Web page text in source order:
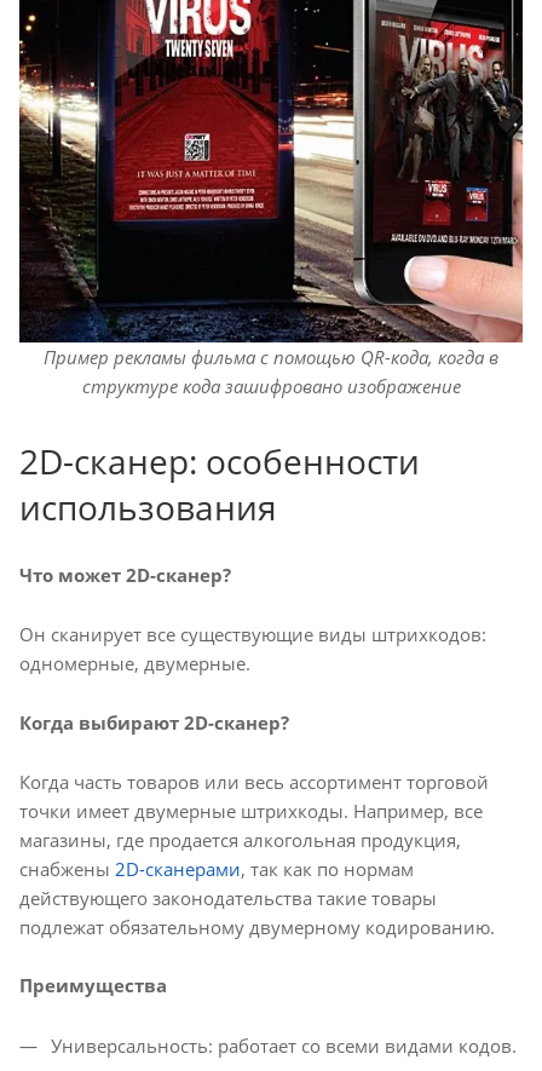
Пример рекламы фильма с помощью QR-кода, когда в
структуре кода зашифровано изображение
2D-сканер: особенности
использования
Что может 2D-сканер?
Он сканирует все существующие виды штрихкодов:
одномерные, двумерные.
Когда выбирают 2D-сканер?
Когда часть товаров или весь ассортимент торговой
точки имеет двумерные штрихкоды. Например, все
магазины, где продается алкогольная продукция,
снабжены 2D-сканерами, так как по нормам
действующего законодательства такие товары
подлежат обязательному двумерному кодированию.
Преимущества
Универсальность: работает со всеми видами кодов.